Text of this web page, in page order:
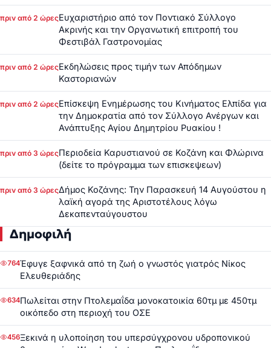
πριν από 2 ώρεςΕυχαριστήριο από τον Ποντιακό Σύλλογο
Ακρινής και την Οργανωτική επιτροπή του
Φεστιβάλ Γαστρονομίας
πριν από 2 ώρεςΕκδηλώσεις προς τιμήν των Απόδημων
Καστοριανών
πριν από 2 ώρεςΕπίσκεψη Ενημέρωσης του Κινήματος Ελπίδα για
την Δημοκρατία από τον Σύλλογο Ανέργων και
Ανάπτυξης Αγίου Δημητρίου Ρυακίου !
πριν από 3 ώρεςΠεριοδεία Καρυστιανού σε Κοζάνη και Φλώρινα
(δείτε το πρόγραμμα των επισκεψεων)
πριν από 3 ώρεςΔήμος Κοζάνης: Την Παρασκευή 14 Αυγούστου η
λαϊκή αγορά της Αριστοτέλους λόγω
Δεκαπενταύγουστου
Δημοφιλή
764Έφυγε ξαφνικά από τη ζωή ο γνωστός γιατρός Νίκος
Ελευθεριάδης
634Πωλείται στην Πτολεμαΐδα μονοκατοικία 60τμ με 450τμ
οικόπεδο στη περιοχή του ΟΣΕ
456Ξεκινά η υλοποίηση του υπερσύγχρονου υδροπονικού